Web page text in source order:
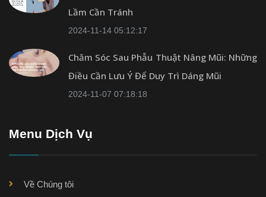
Lầm Cần Tránh
2024-11-14 05:12:17
Chăm Sóc Sau Phẫu Thuật Nâng Mũi: Những
Điều Cần Lưu Ý Để Duy Trì Dáng Mũi
2024-11-07 07:18:18
Menu Dịch Vụ
Về Chúng tôi